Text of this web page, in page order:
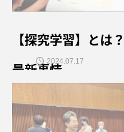
【探究学習】とは
最新事情2024.07.17